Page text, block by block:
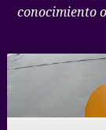
conocimiento